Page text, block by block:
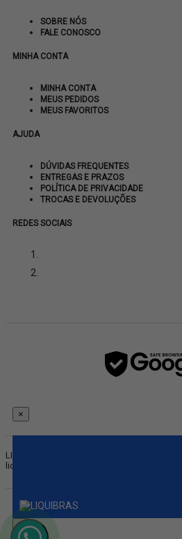
SOBRE NÓS
FALE CONOSCO
MINHA CONTA
MINHA CONTA
MEUS PEDIDOS
MEUS FAVORITOS
AJUDA
DÚVIDAS FREQUENTES
ENTREGAS E PRAZOS
POLÍTICA DE PRIVACIDADE
TROCAS E DEVOLUÇÕES
REDES SOCIAIS
×
LIQUIBRAS |
liquibras.com.br
×